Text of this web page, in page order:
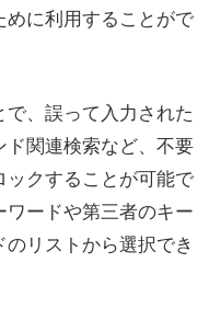
に利用することがで
、誤って入力された
関連検索など、不要
クすることが可能で
ードや第三者のキー
リストから選択でき